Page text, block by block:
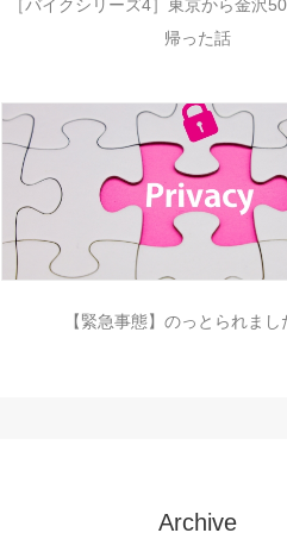
［バイクシリーズ4］東京から金沢
帰った話
【緊急事態】のっとられま
Archive